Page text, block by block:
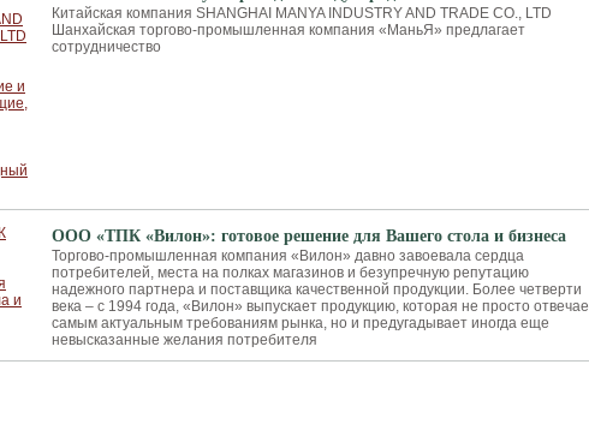
Китайская компания SHANGHAI MANYA INDUSTRY AND TRADE CO., LTD
Шанхайская торгово-промышленная компания «МаньЯ» предлагает
сотрудничество
ООО «ТПК «Вилон»: готовое решение для Вашего стола и бизнеса
Торгово-промышленная компания «Вилон» давно завоевала сердца
потребителей, места на полках магазинов и безупречную репутацию
надежного партнера и поставщика качественной продукции. Более четверти
века – с 1994 года, «Вилон» выпускает продукцию, которая не просто
самым актуальным требованиям рынка, но и предугадывает иногда еще
невысказанные желания потребителя